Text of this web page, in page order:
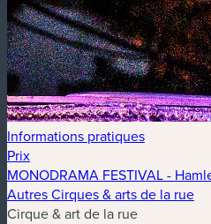
Informations pratiques
Prix
MONODRAMA FESTIVAL -
Autres Cirques & arts de la rue
Cirque & art de la rue